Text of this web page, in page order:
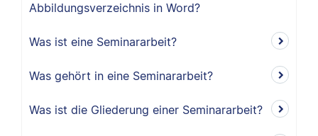
Abbildungsverzeichnis in Word?
Was ist eine Seminararbeit?
Was gehört in eine Seminararbeit?
Was ist die Gliederung einer Seminararbeit?